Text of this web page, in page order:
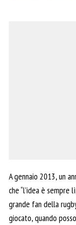
A gennaio 2013, un
che “l’idea è sempre
grande fan della
giocato, quando